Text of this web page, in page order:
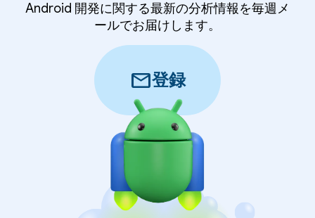
Android 開発に関する最新の分析情報を毎週メ
ールでお届けします。
mail登録